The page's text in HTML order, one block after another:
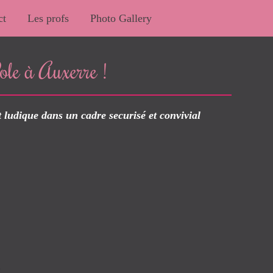
Les profs Photo Gallery
à Auxerre !
dans un cadre securisé et convivial